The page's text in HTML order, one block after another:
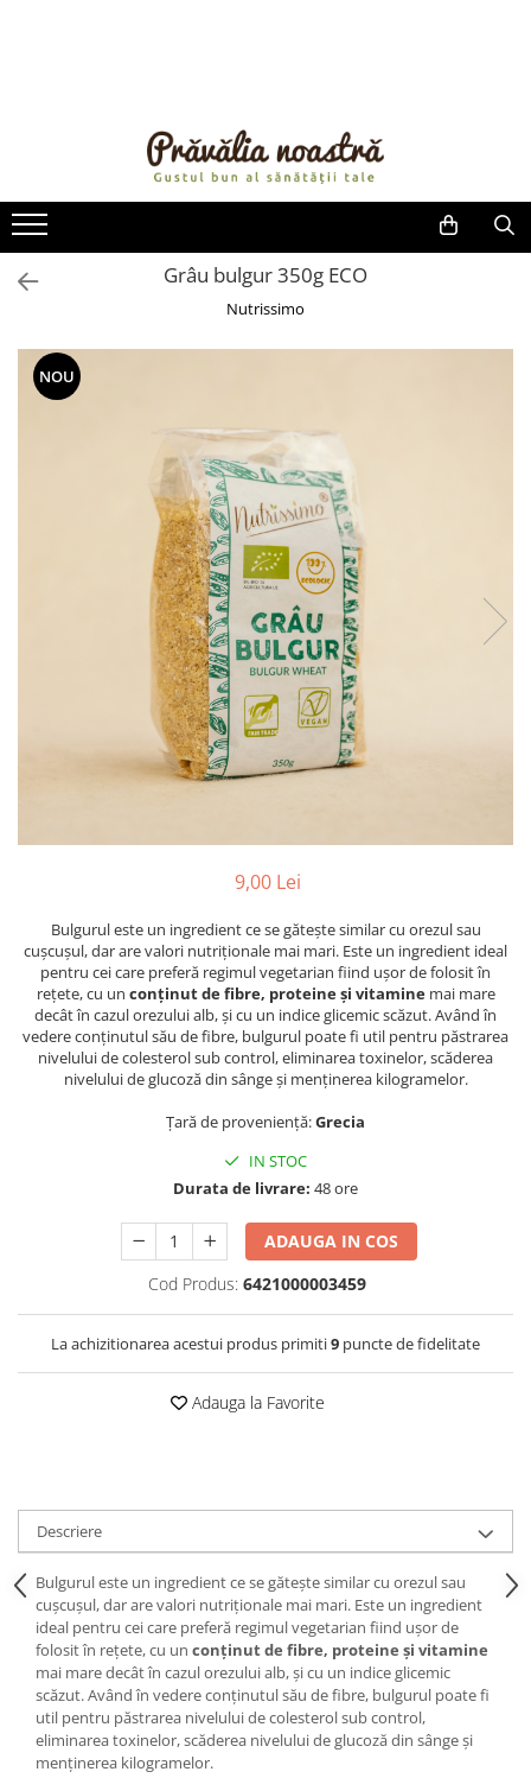
ULEIURI ȘI UNTURI
MĂSLINE
FRUCTE DESHIDRATATE
FRUCTE LA CONSERVĂ
OȚETURI ȘI SOSURI
BĂUTURI / LAPTE VEGETAL
CREME ȘI PASTE TARTINABILE
CEAIURI GRECEȘTI
CIOCOLATĂ ȘI CACAO
LACTATE
REMEDII NATURISTE
TOATE PRODUSELE
Grâu bulgur 350g ECO
Nutrissimo
NOU
9,00 Lei
Bulgurul este un ingredient ce se gătește similar cu orezul sau
cușcușul, dar are valori nutriționale mai mari. Este un ingredient ideal
pentru cei care preferă regimul vegetarian fiind ușor de folosit în
rețete, cu un conținut de fibre, proteine și vitaminemai mare
decât în cazul orezului alb, și cu un indice glicemic scăzut. Având în
vedere conținutul său de fibre, bulgurul poate fi util pentru păstrarea
nivelului de colesterol sub control, eliminarea toxinelor, scăderea
nivelului de glucoză din sânge și menținerea kilogramelor.
Țară de proveniență:Grecia
IN STOC
Durata de livrare: 48 ore
ADAUGA IN COS
Cod Produs: 6421000003459
La achizitionarea acestui produs primiti9 puncte de fidelitate
Adauga la Favorite
Descriere
Bulgurul este un ingredient ce se gătește similar cu orezul sau
cușcușul, dar are valori nutriționale mai mari. Este un ingredient
ideal pentru cei care preferă regimul vegetarian fiind ușor de
folosit în rețete, cu un conținut de fibre, proteine și vitamine
mai mare decât în cazul orezului alb, și cu un indice glicemic
scăzut. Având în vedere conținutul său de fibre, bulgurul poate fi
util pentru păstrarea nivelului de colesterol sub control,
eliminarea toxinelor, scăderea nivelului de glucoză din sânge și
menținerea kilogramelor.